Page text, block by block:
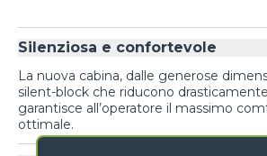
Silenziosa e confortevole
La nuova cabina, dalle generose
silent-block che riducono
garantisce all’operatore il massimo
ottimale.